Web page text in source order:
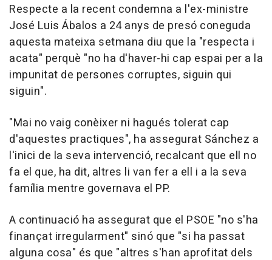
Respecte a la recent condemna a l'ex-ministre
José Luis Ábalos a 24 anys de presó coneguda
aquesta mateixa setmana diu que la "respecta i
acata" perquè "no ha d'haver-hi cap espai per a la
impunitat de persones corruptes, siguin qui
siguin".
"Mai no vaig conèixer ni hagués tolerat cap
d'aquestes practiques", ha assegurat Sánchez a
l'inici de la seva intervenció, recalcant que ell no
fa el que, ha dit, altres li van fer a ell i a la seva
família mentre governava el PP.
A continuació ha assegurat que el PSOE "no s'ha
finançat irregularment" sinó que "si ha passat
alguna cosa" és que "altres s'han aprofitat dels